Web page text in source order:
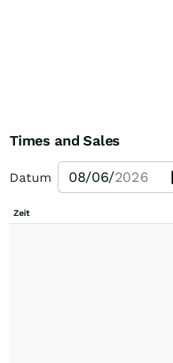
Times and Sales
Datum
Zeit